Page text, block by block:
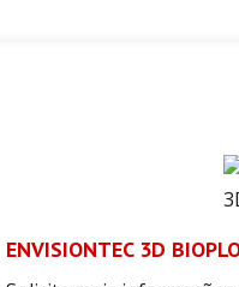
ENVISIONTEC 3D